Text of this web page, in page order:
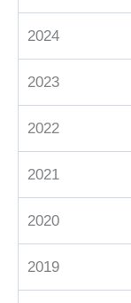
2024
2023
2022
2021
2020
2019